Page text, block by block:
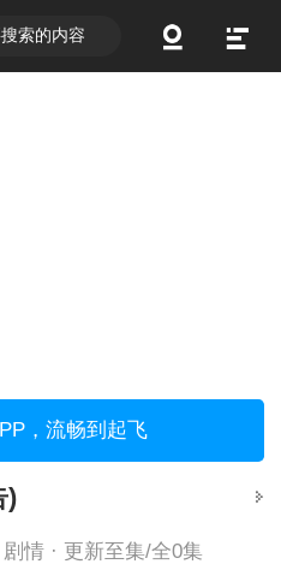
索的内容
，流畅到起飞
)
情 · 更新至集/全0集